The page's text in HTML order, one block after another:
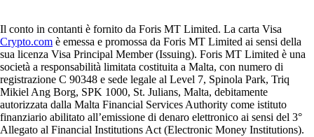
Il conto in contanti è fornito da Foris MT Limited. La carta Visa
Crypto.com è emessa e promossa da Foris MT Limited ai sensi della
sua licenza Visa Principal Member (Issuing). Foris MT Limited è una
società a responsabilità limitata costituita a Malta, con numero di
registrazione C 90348 e sede legale al Level 7, Spinola Park, Triq
Mikiel Ang Borg, SPK 1000, St. Julians, Malta, debitamente
autorizzata dalla Malta Financial Services Authority come istituto
finanziario abilitato all’emissione di denaro elettronico ai sensi del 3°
Allegato al Financial Institutions Act (Electronic Money Institutions).